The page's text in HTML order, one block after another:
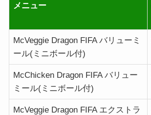
メニュー
McVeggie Dragon FIFA バリューミ
ール(ミニボール付)
McChicken Dragon FIFA バリュー
ミール(ミニボール付)
McVeggie Dragon FIFA エクストラ